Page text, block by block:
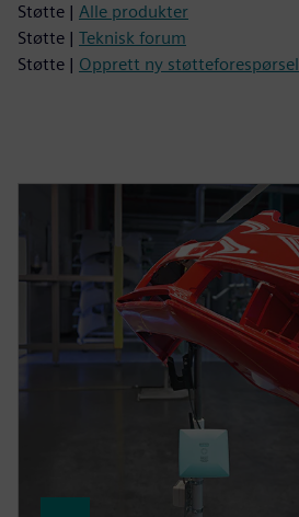
Støtte | Alle produkter
Støtte | Teknisk forum
Støtte | Opprett ny støtteforespørsel